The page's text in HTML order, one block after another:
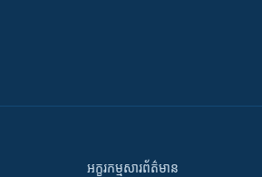
អក្ខរកម្មសារព័ត៌មាន